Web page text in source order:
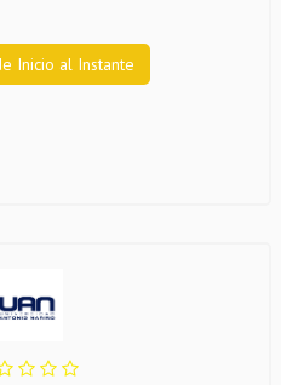
Inicio al Instante